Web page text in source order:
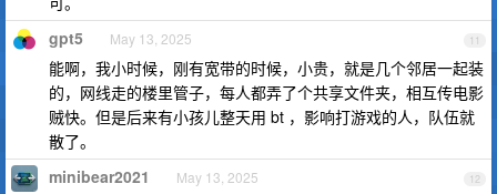
11
gpt5 May 13, 2025
能啊，我小时候，刚有宽带的时候，小贵，就是几个邻居一起装
的，网线走的楼里管子，每人都弄了个共享文件夹，相互传电影
贼快。但是后来有小孩儿整天用 bt ，影响打游戏的人，队伍就
散了。
12
minibear2021 May 13, 2025